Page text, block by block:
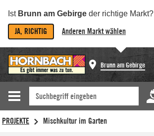
Ist Brunn am Gebirge der richtige Markt?
JA, RICHTIG Anderen Markt wählen
Brunn am Gebirge